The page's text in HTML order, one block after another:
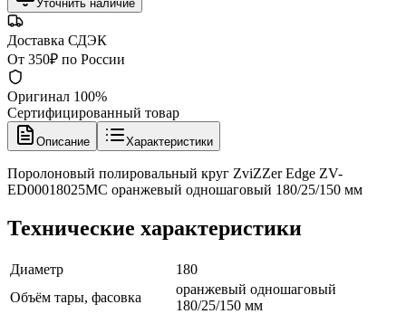
Уточнить наличие
Доставка СДЭК
От 350₽ по России
Оригинал 100%
Сертифицированный товар
Описание Характеристики
Поролоновый полировальный круг ZviZZer Edge ZV-
ED00018025MC оранжевый одношаговый 180/25/150 мм
Технические характеристики
Диаметр
180
Объём тары, фасовка
оранжевый одношаговый
180/25/150 мм